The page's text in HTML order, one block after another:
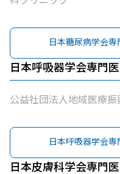
日本糖尿病学会専
日本呼吸器学会専門医
公益社団法人地域医療
日本呼吸器学会専
日本皮膚科学会専門医